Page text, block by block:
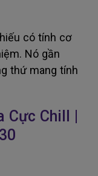
có tính cơ
Nó gần
thứ mang tính
Cực Chill |